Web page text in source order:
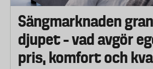
Sängmarknaden
djupet – vad avgör
pris, komfort och